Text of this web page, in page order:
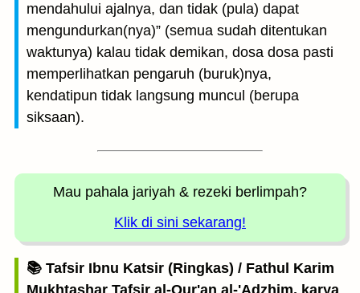
mendahului ajalnya, dan tidak (pula) dapat
mengundurkan(nya)” (semua sudah ditentukan
waktunya) kalau tidak demikan, dosa dosa pasti
memperlihatkan pengaruh (buruk)nya,
kendatipun tidak langsung muncul (berupa
siksaan).
Mau pahala jariyah & rezeki berlimpah?
Klik di sini sekarang!
📚 Tafsir Ibnu Katsir (Ringkas) / Fathul Karim
Mukhtashar Tafsir al-Qur'an al-'Adzhim, karya